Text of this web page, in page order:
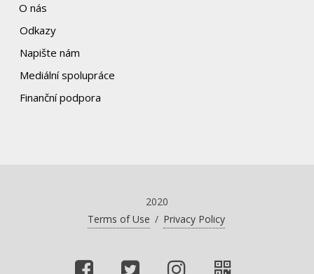
O nás
Odkazy
Napište nám
Mediální spolupráce
Finanční podpora
2020
Terms of Use / Privacy Policy